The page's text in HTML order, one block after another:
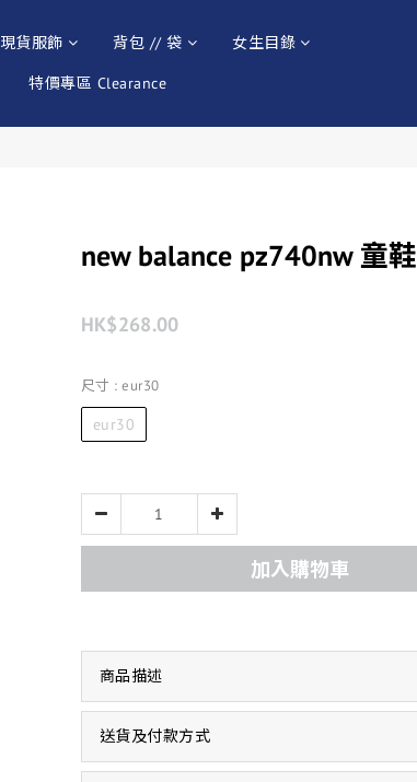
現貨服飾 背包 // 袋 女生目錄
特價專區 Clearance
new balance pz740nw 童鞋
HK$268.00
尺寸 : eur30
eur30
加入購物車
商品描述
送貨及付款方式